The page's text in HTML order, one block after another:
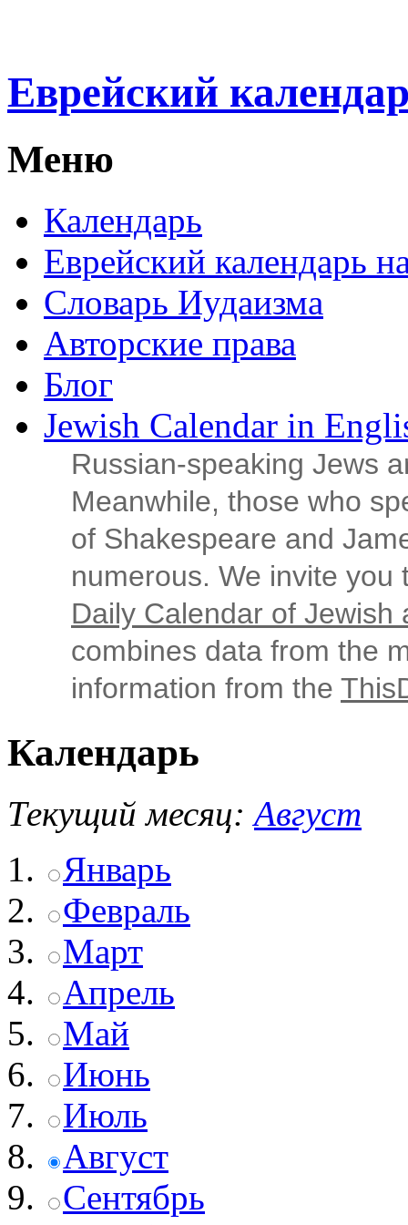
Еврейский
Меню
Календарь
Еврейский календарь
Словарь Иудаизма
Авторские права
Блог
Jewish Calendar in
Russian‑speaking Jews
Meanwhile, those who
of Shakespeare and
numerous. We invite
Daily Calendar of Jewish
combines data from the
information from the
Календарь
Текущий месяц: Август
Январь
Февраль
Март
Апрель
Май
Июнь
Июль
Август
Сентябрь